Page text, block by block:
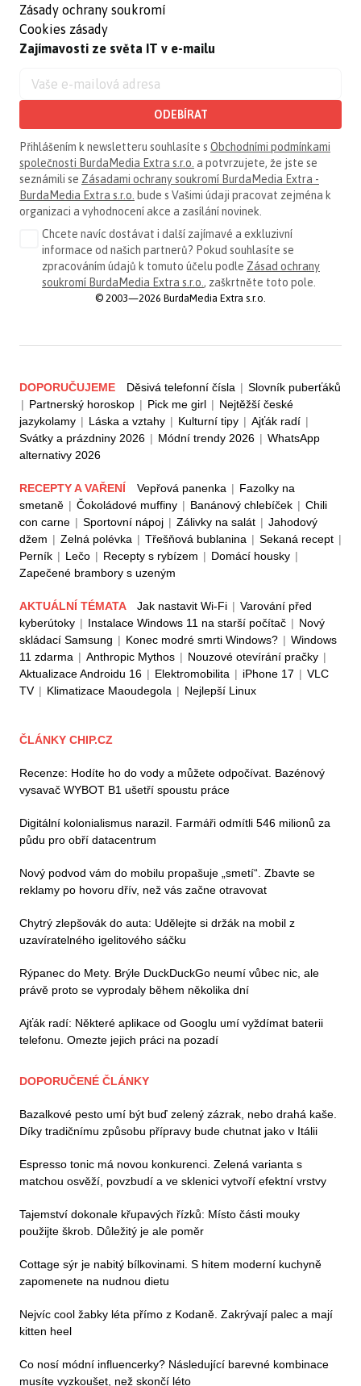
Zásady ochrany soukromí
Cookies zásady
Zajímavosti ze světa IT v e-mailu
ODEBÍRAT
Přihlášením k newsletteru souhlasíte s Obchodními podmínkami
společnosti BurdaMedia Extra s.r.o. a potvrzujete, že jste se
seznámili se Zásadami ochrany soukromí BurdaMedia Extra -
BurdaMedia Extra s.r.o. bude s Vašimi údaji pracovat zejména k
organizaci a vyhodnocení akce a zasílání novinek.
Chcete navíc dostávat i další zajímavé a exkluzivní
informace od našich partnerů? Pokud souhlasíte se
zpracováním údajů k tomuto účelu podle Zásad ochrany
soukromí BurdaMedia Extra s.r.o., zaškrtněte toto pole.
© 2003—2026 BurdaMedia Extra s.r.o.
DOPORUČUJEME Děsivá telefonní čísla | Slovník puberťáků
| Partnerský horoskop | Pick me girl | Nejtěžší české
jazykolamy | Láska a vztahy | Kulturní tipy | Ajťák radí |
Svátky a prázdniny 2026 | Módní trendy 2026 | WhatsApp
alternativy 2026
RECEPTY A VAŘENÍ Vepřová panenka | Fazolky na
smetaně | Čokoládové muffiny | Banánový chlebíček | Chili
con carne | Sportovní nápoj | Zálivky na salát | Jahodový
džem | Zelná polévka | Třešňová bublanina | Sekaná recept |
Perník | Lečo | Recepty s rybízem | Domácí housky |
Zapečené brambory s uzeným
AKTUÁLNÍ TÉMATA Jak nastavit Wi-Fi | Varování před
kyberútoky | Instalace Windows 11 na starší počítač | Nový
skládací Samsung | Konec modré smrti Windows? | Windows
11 zdarma | Anthropic Mythos | Nouzové otevírání pračky |
Aktualizace Androidu 16 | Elektromobilita | iPhone 17 | VLC
TV | Klimatizace Maoudegola | Nejlepší Linux
ČLÁNKY CHIP.CZ
Recenze: Hodíte ho do vody a můžete odpočívat. Bazénový
vysavač WYBOT B1 ušetří spoustu práce
Digitální kolonialismus narazil. Farmáři odmítli 546 milionů za
půdu pro obří datacentrum
Nový podvod vám do mobilu propašuje „smetí“. Zbavte se
reklamy po hovoru dřív, než vás začne otravovat
Chytrý zlepšovák do auta: Udělejte si držák na mobil z
uzavíratelného igelitového sáčku
Rýpanec do Mety. Brýle DuckDuckGo neumí vůbec nic, ale
právě proto se vyprodaly během několika dní
Ajťák radí: Některé aplikace od Googlu umí vyždímat baterii
telefonu. Omezte jejich práci na pozadí
DOPORUČENÉ ČLÁNKY
Bazalkové pesto umí být buď zelený zázrak, nebo drahá kaše.
Díky tradičnímu způsobu přípravy bude chutnat jako v Itálii
Espresso tonic má novou konkurenci. Zelená varianta s
matchou osvěží, povzbudí a ve sklenici vytvoří efektní vrstvy
Tajemství dokonale křupavých řízků: Místo části mouky
použijte škrob. Důležitý je ale poměr
Cottage sýr je nabitý bílkovinami. S hitem moderní kuchyně
zapomenete na nudnou dietu
Nejvíc cool žabky léta přímo z Kodaně. Zakrývají palec a mají
kitten heel
Co nosí módní influencerky? Následující barevné kombinace
musíte vyzkoušet, než skončí léto